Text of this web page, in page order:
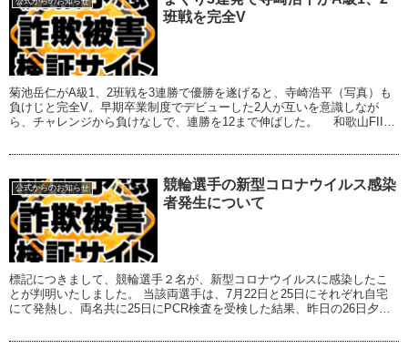
班戦を完全V
菊池岳仁がA級1、2班戦を3連勝で優勝を遂げると、寺崎浩平（写真）も
負けじと完全V。早期卒業制度でデビューした2人が互いを意識しなが
ら、チャレンジから負けなしで、連勝を12まで伸ばした。 和歌山FII、
公式からのお知らせ
競輪選手の新型コロナウイルス感染
者発生について
標記につきまして、競輪選手２名が、新型コロナウイルスに感染したこ
とが判明いたしました。 当該両選手は、7月22日と25日にそれぞれ自宅
にて発熱し、両名共に25日にPCR検査を受検した結果、昨日の26日夕方